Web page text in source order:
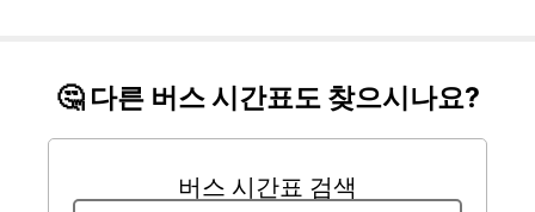
🤔 다른 버스 시간표도 찾으시나요?
버스 시간표 검색